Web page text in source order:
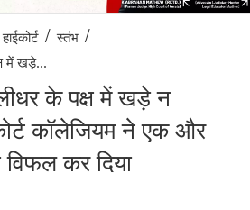
/ स्तंभ /
में खड़े...
के पक्ष में खड़े न
कॉलेजियम ने एक और
कर दिया